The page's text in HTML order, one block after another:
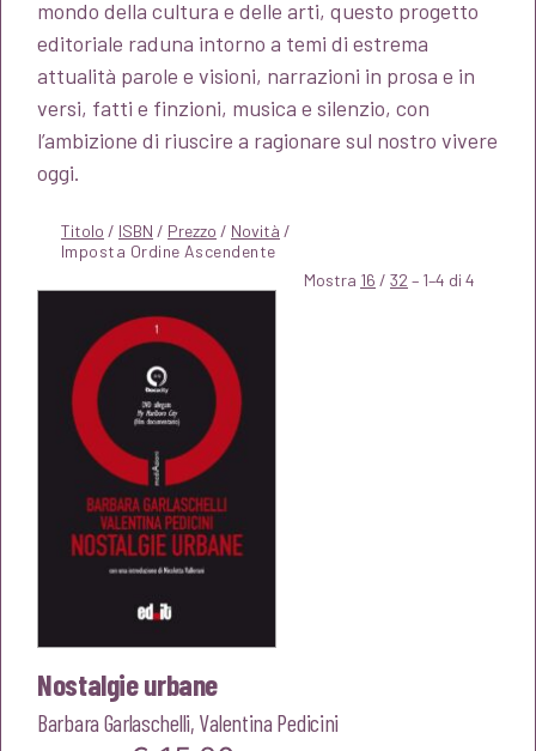
mondo della cultura e delle arti, questo progetto
editoriale raduna intorno a temi di estrema
attualità parole e visioni, narrazioni in prosa e in
versi, fatti e finzioni, musica e silenzio, con
l’ambizione di riuscire a ragionare sul nostro vivere
oggi.
Titolo / ISBN / Prezzo / Novità /
Mostra 16 / 32 – 1–4 di 4
Nostalgie urbane
Barbara Garlaschelli, Valentina Pedicini